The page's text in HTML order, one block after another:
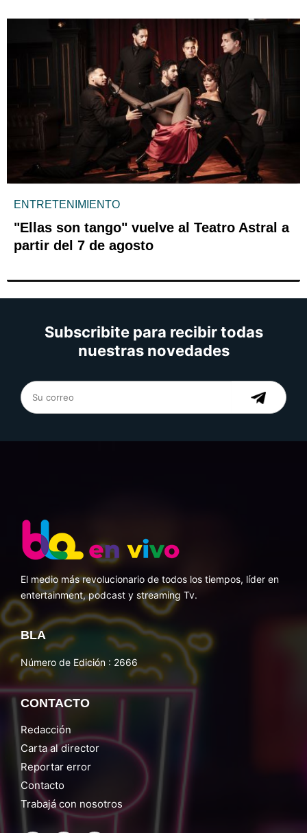
ENTRETENIMIENTO
"Ellas son tango" vuelve al Teatro Astral a
partir del 7 de agosto
Subscribite para recibir todas
nuestras novedades
El medio más revolucionario de todos los tiempos, líder en
entertainment, podcast y streaming Tv.
BLA
Número de Edición : 2666
CONTACTO
Redacción
Carta al director
Reportar error
Contacto
Trabajá con nosotros